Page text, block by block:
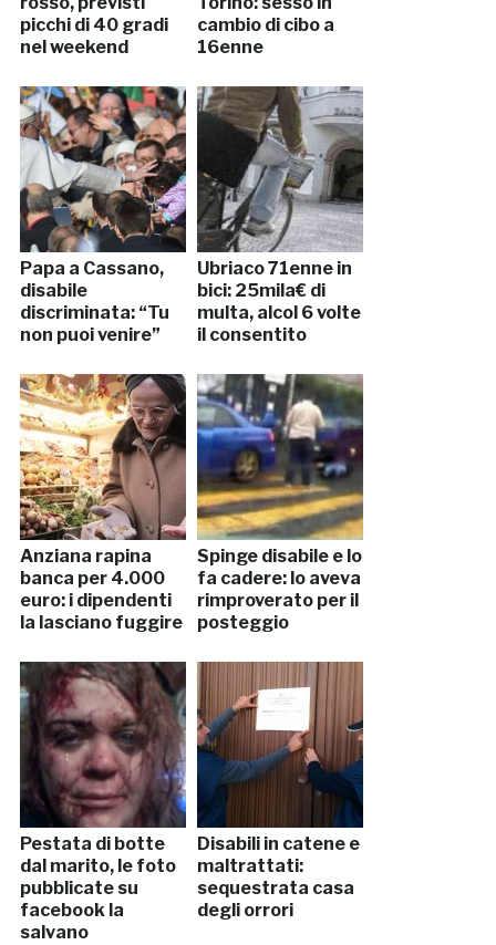
picchi di 40 gradi
nel weekend
cambio di cibo a
16enne
Papa a Cassano,
disabile
discriminata: “Tu
non puoi venire”
Ubriaco 71enne in
bici: 25mila€ di
multa, alcol 6 volte
il consentito
Anziana rapina
banca per 4.000
euro: i dipendenti
la lasciano fuggire
Spinge disabile e lo
fa cadere: lo aveva
rimproverato per il
posteggio
Pestata di botte
dal marito, le foto
pubblicate su
facebook la
salvano
Disabili in catene e
maltrattati:
sequestrata casa
degli orrori